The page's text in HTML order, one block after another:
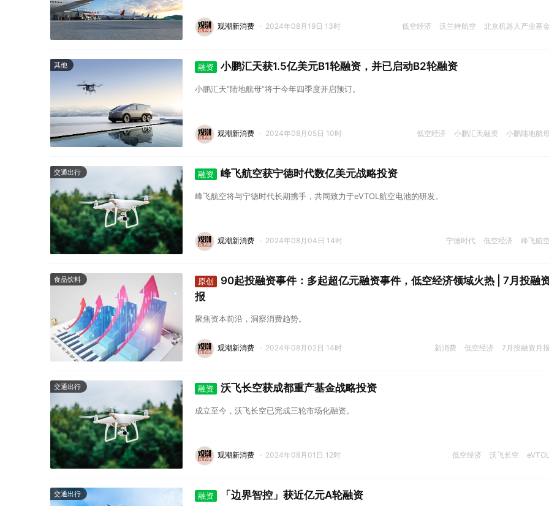
低空经济 沃兰特航空 北京机器人产业基金
观潮新消费 · 2024年08月19日 13时
其他 融资 小鹏汇天获1.5亿美元B1轮融资，并已启动B2轮融资
小鹏汇天“陆地航母”将于今年四季度开启预订。
低空经济 小鹏汇天融资 小鹏陆地航母
观潮新消费 · 2024年08月05日 10时
交通出行 融资 峰飞航空获宁德时代数亿美元战略投资
峰飞航空将与宁德时代长期携手，共同致力于eVTOL航空电池的研发。
宁德时代 低空经济 峰飞航空
观潮新消费 · 2024年08月04日 14时
食品饮料 原创
90起投融资事件：多起超亿元融资事件，低空经济领域火热 | 7月投融
报
聚焦资本前沿，洞察消费趋势。
新消费 低空经济 7月投融资月报
观潮新消费 · 2024年08月02日 14时
交通出行 融资 沃飞长空获成都重产基金战略投资
成立至今，沃飞长空已完成三轮市场化融资。
低空经济 沃飞长空 eVTOL
观潮新消费 · 2024年08月01日 12时
交通出行 融资 「边界智控」获近亿元A轮融资